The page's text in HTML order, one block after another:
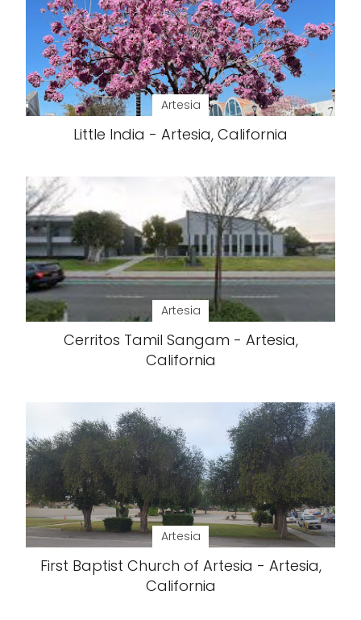
Artesia
Little India - Artesia, California
Artesia
Cerritos Tamil Sangam - Artesia,
California
Artesia
First Baptist Church of Artesia - Artesia,
California